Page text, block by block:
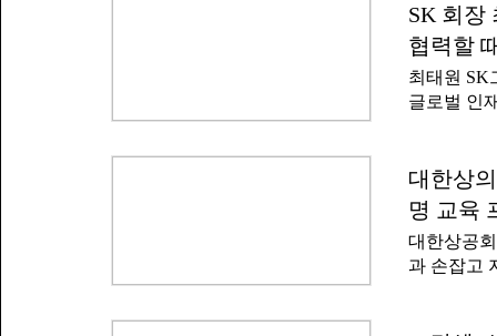
은 여전히
자산 형성
대통령은
주식 시장
리와 소득
행사에는
이션 구성
참석했다.
를 대관해
자니아 내
백혈병·소
서를 키우
한 SK이
SK 회장
협력할
최태원 SK
글로벌 인
무로 성장
리에서 더
당부했다.
33명을 비
120명이
대한상
명 교육
대한상공
과 손잡고